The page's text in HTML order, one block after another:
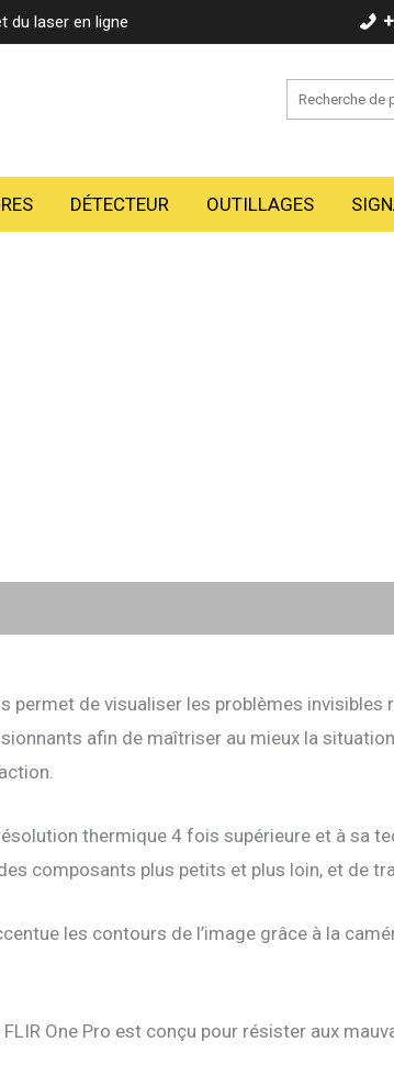
du laser en ligne
DÉTECTEUR OUTILLAGES
permet de visualiser les problèmes
afin de maîtriser au mieux la
thermique 4 fois supérieure et à sa
composants plus petits et plus loin, et de
les contours de l’image grâce à la
One Pro est conçu pour résister aux